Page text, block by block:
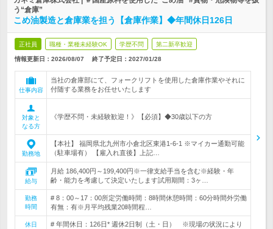
う“倉庫”
こめ油製造と倉庫業を担う【倉庫作業】◆年間休日126日
正社員 職種・業種未経験OK 学歴不問 第二新卒歓迎
情報更新日：2026/08/07 終了予定日： 2027/01/28
仕事内容
当社の倉庫部にて、フォークリフトを使用した倉庫作業やそれに
付随する業務をお任せいたします
対象と
なる方
《学歴不問・未経験歓迎！》【必須】◆30歳以下の方
勤務地
【本社】 福岡県北九州市小倉北区東港1-6-1 ※マイカー通勤可能
（駐車場有） 【雇入れ直後】上記…
給与
月給 186,400円～199,400円※一律支給手当を含む※経験・年
齢・能力を考慮して決定いたします試用期間：3ヶ…
勤務
時間
# 8：00～17：00所定労働時間：8時間休憩時間：60分時間外労働
有無：有※月平均残業20時間程…
休日
# 年間休日：126日* 週休2日制（土・日） ※現場の状況により